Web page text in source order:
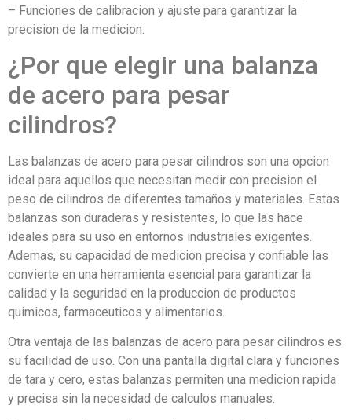
– Funciones de calibracion y ajuste para garantizar la
precision de la medicion.
¿Por que elegir una balanza
de acero para pesar
cilindros?
Las balanzas de acero para pesar cilindros son una opcion
ideal para aquellos que necesitan medir con precision el
peso de cilindros de diferentes tamaños y materiales. Estas
balanzas son duraderas y resistentes, lo que las hace
ideales para su uso en entornos industriales exigentes.
Ademas, su capacidad de medicion precisa y confiable las
convierte en una herramienta esencial para garantizar la
calidad y la seguridad en la produccion de productos
quimicos, farmaceuticos y alimentarios.
Otra ventaja de las balanzas de acero para pesar cilindros es
su facilidad de uso. Con una pantalla digital clara y funciones
de tara y cero, estas balanzas permiten una medicion rapida
y precisa sin la necesidad de calculos manuales.